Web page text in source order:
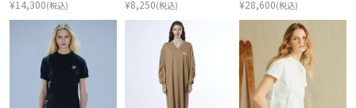
¥14,300(税込)
¥8,250(税込)
¥28,600(税込)